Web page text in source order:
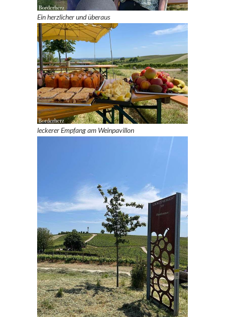
Ein herzlicher und überaus
leckerer Empfangam Weinpavillon